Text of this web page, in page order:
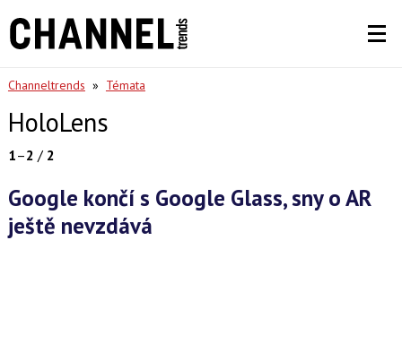
Channeltrends » Témata
HoloLens
1–2 / 2
Google končí s Google Glass, sny o AR
ještě nevzdává